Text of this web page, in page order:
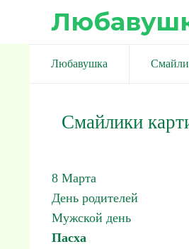
Любавушка
Смайлики
8 Марта
День родителей
Мужской день
Пасха